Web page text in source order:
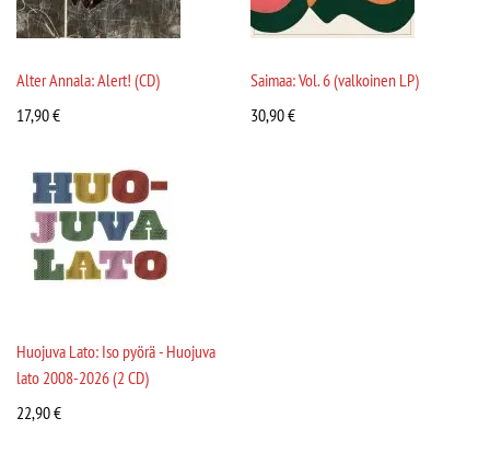
Alter Annala: Alert! (CD)
17,90€
Saimaa: Vol. 6 (valkoinen LP)
30,90€
Huojuva Lato: Iso pyörä - Huojuva
lato 2008-2026 (2 CD)
22,90€